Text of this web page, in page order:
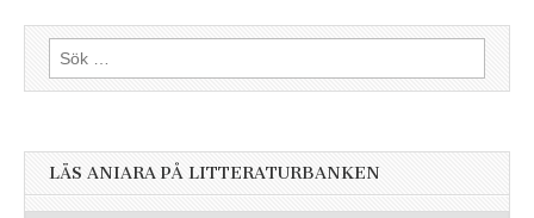
Sök
efter:
LÄS ANIARA PÅ LITTERATURBANKEN